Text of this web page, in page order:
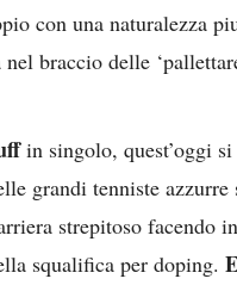
con una naturalezza
braccio delle
in singolo, quest’oggi
grandi tenniste
strepitoso facendo
squalifica per doping.